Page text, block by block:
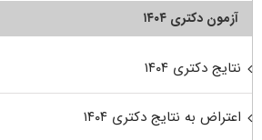
آزمون دکتری ۱۴۰۴
نتایج دکتری ۱۴۰۴
اعتراض به نتایج دکتری ۱۴۰۴